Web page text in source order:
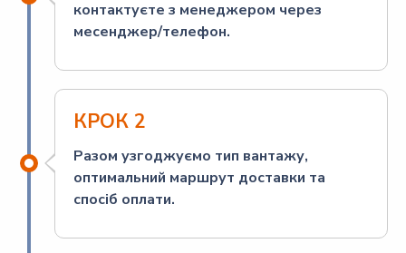
контактуєте з менеджером через
месенджер/телефон.
КРОК 2
Разом узгоджуємо тип вантажу,
оптимальний маршрут доставки та
спосіб оплати.